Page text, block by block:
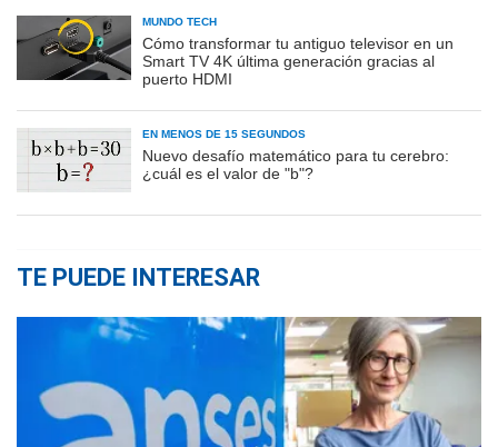
MUNDO TECH
Cómo transformar tu antiguo televisor en un
Smart TV 4K última generación gracias al
puerto HDMI
EN MENOS DE 15 SEGUNDOS
Nuevo desafío matemático para tu cerebro:
¿cuál es el valor de "b"?
TE PUEDE INTERESAR